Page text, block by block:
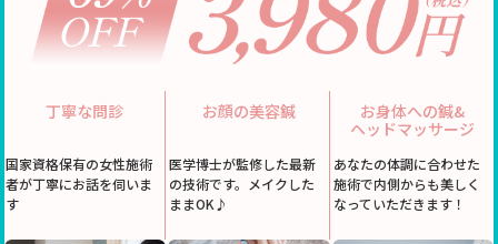
丁寧な問診
国家資格保有の女性施術
者が丁寧にお話を伺いま
す
お顔の美容鍼
医学博士が監修した最新
の技術です。メイクした
ままOK♪
お身体への鍼&
ヘッドマッサージ
あなたの体調に合わせた
施術で内側からも美しく
なっていただきます！